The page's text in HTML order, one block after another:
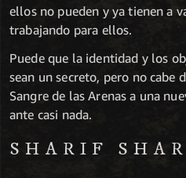
ellos no pueden y ya tienen a
trabajando para ellos.
Puede que la identidad y los
sean un secreto, pero no cabe
Sangre de las Arenas a una
ante casi nada.
SHARIF